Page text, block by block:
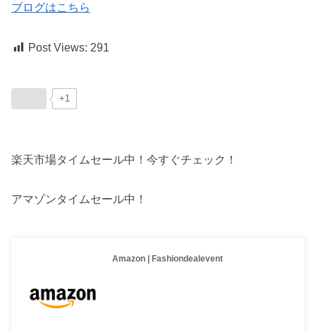
ブログはこちら
Post Views: 291
+1
楽天市場タイムセール中！今すぐチェック！
アマゾンタイムセール中！
Amazon | Fashiondealevent